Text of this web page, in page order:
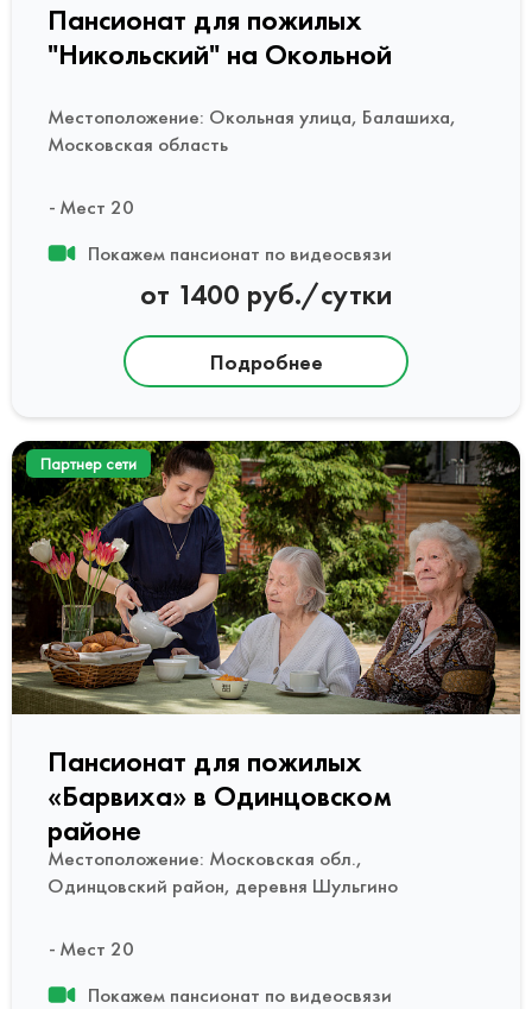
Пансионат для пожилых
"Никольский" на Окольной
Местоположение: Окольная улица, Балашиха,
Московская область
Мест 20
Покажем пансионат по видеосвязи
от 1400 руб./сутки
Подробнее
Партнер сети
Пансионат для пожилых
«Барвиха» в Одинцовском
районе
Местоположение: Московская обл.,
Одинцовский район, деревня Шульгино
Мест 20
Покажем пансионат по видеосвязи